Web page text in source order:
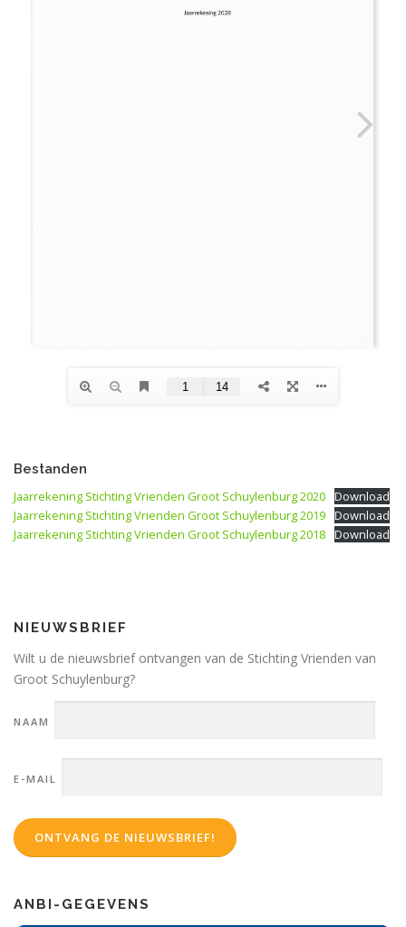
Bestanden
Jaarrekening Stichting Vrienden Groot Schuylenburg 2020 Download
Jaarrekening Stichting Vrienden Groot Schuylenburg 2019 Download
Jaarrekening Stichting Vrienden Groot Schuylenburg 2018 Download
NIEUWSBRIEF
Wilt u de nieuwsbrief ontvangen van de Stichting Vrienden van
Groot Schuylenburg?
NAAM
E-MAIL
ANBI-GEGEVENS